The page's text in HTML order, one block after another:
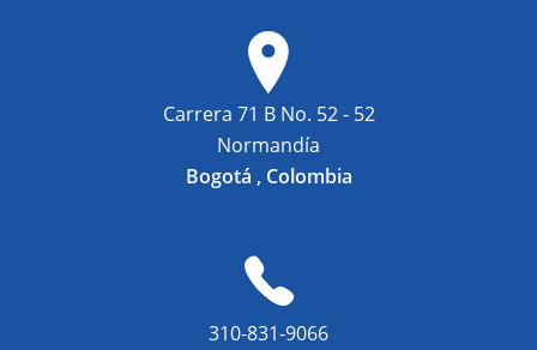
Carrera 71 B No. 52 - 52
Normandía
Bogotá , Colombia
310-831-9066